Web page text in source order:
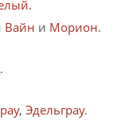
.
Вайн и Морион.
.
, Эдельграу.